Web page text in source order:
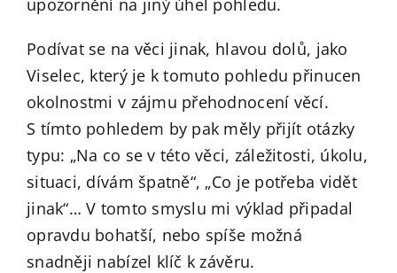
Podívat se na věci jinak, hlavou dolů, jako
Viselec, který je k tomuto pohledu přinucen
okolnostmi v zájmu přehodnocení věcí.
S tímto pohledem by pak měly přijít otázky
typu: „Na co se v této věci, záležitosti, úkolu,
situaci, dívám špatně“, „Co je potřeba vidět
jinak“… V tomto smyslu mi výklad připadal
opravdu bohatší, nebo spíše možná
snadněji nabízel klíč k závěru.